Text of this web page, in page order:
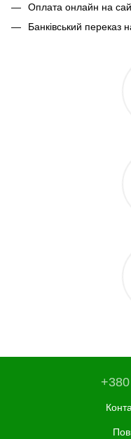
Оплата онлайн на
Банківський переказ